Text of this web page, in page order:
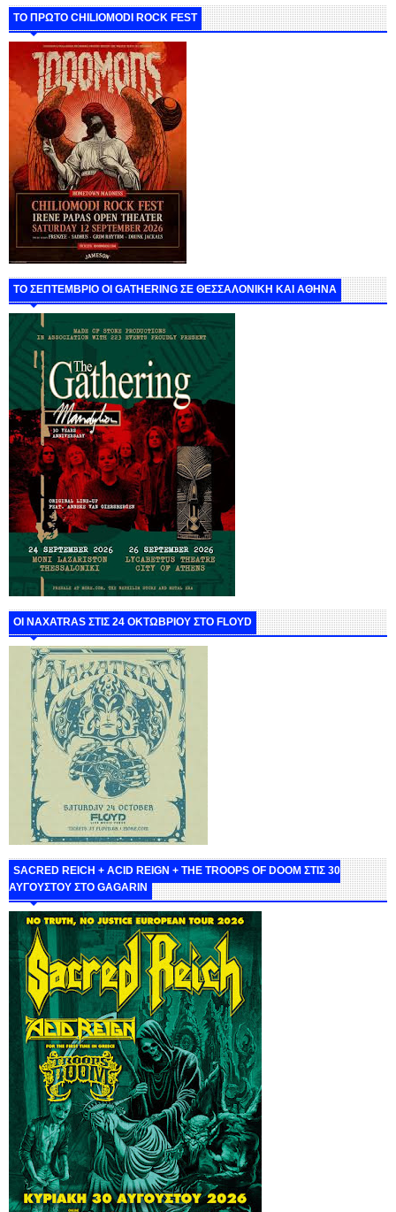
ΤΟ ΠΡΩΤΟ CHILIOMODI ROCK FEST
ΤΟ ΣΕΠΤΕΜΒΡΙΟ ΟΙ GATHERING ΣΕ ΘΕΣΣΑΛΟΝΙΚΗ ΚΑΙ ΑΘΗΝΑ
ΟΙ NAXATRAS ΣΤΙΣ 24 ΟΚΤΩΒΡΙΟΥ ΣΤΟ FLOYD
SACRED REICH + ACID REIGN + THE TROOPS OF DOOM ΣΤΙΣ 30
ΑΥΓΟΥΣΤΟΥ ΣΤΟ GAGARIN